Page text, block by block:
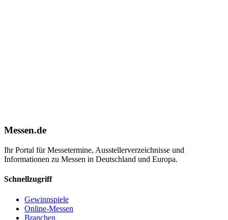
Messen.de
Ihr Portal für Messetermine, Ausstellerverzeichnisse und
Informationen zu Messen in Deutschland und Europa.
Schnellzugriff
Gewinnspiele
Online-Messen
Branchen